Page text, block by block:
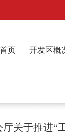
页 开发区概
关于推进“